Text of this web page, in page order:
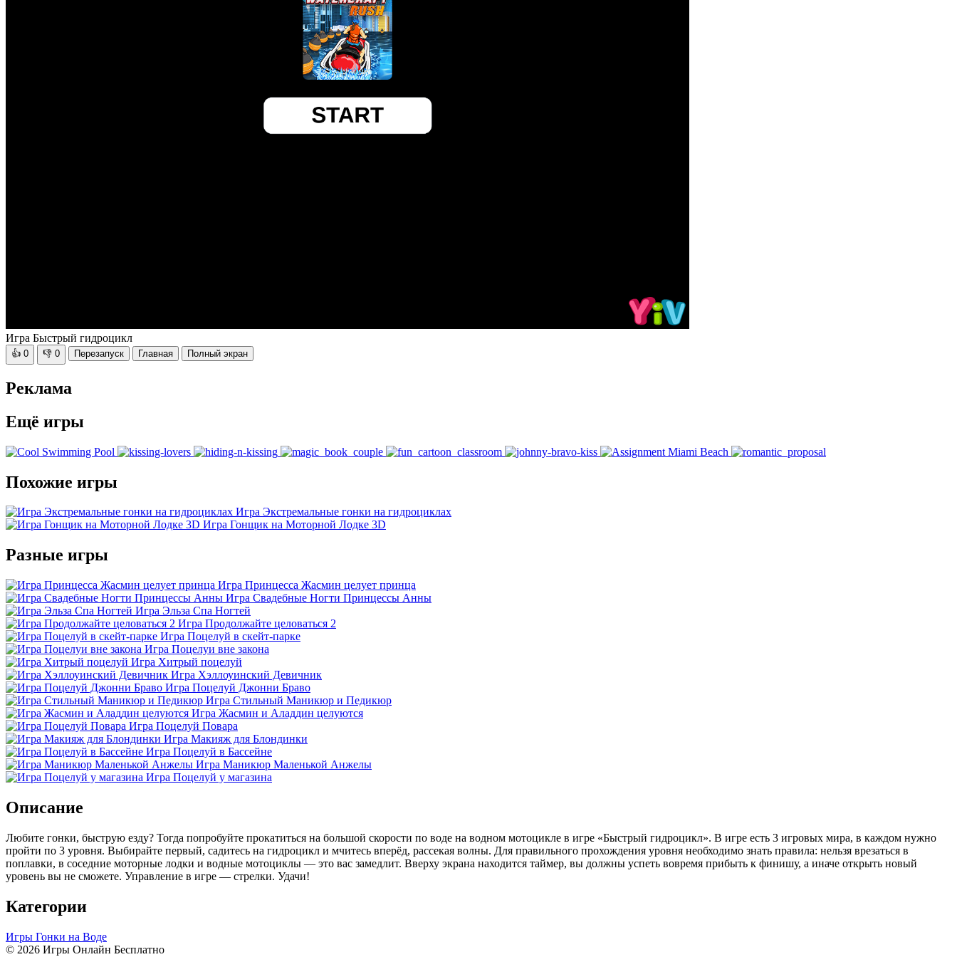
Игра Быстрый гидроцикл
👍 0 👎 0 Перезапуск Главная Полный экран
Реклама
Ещё игры
Похожие игры
Игра Экстремальные гонки на гидроциклах
Игра Гонщик на Моторной Лодке 3D
Разные игры
Игра Принцесса Жасмин целует принца
Игра Свадебные Ногти Принцессы Анны
Игра Эльза Спа Ногтей
Игра Продолжайте целоваться 2
Игра Поцелуй в скейт-парке
Игра Поцелуи вне закона
Игра Хитрый поцелуй
Игра Хэллоуинский Девичник
Игра Поцелуй Джонни Браво
Игра Стильный Маникюр и Педикюр
Игра Жасмин и Аладдин целуются
Игра Поцелуй Повара
Игра Макияж для Блондинки
Игра Поцелуй в Бассейне
Игра Маникюр Маленькой Анжелы
Игра Поцелуй у магазина
Описание
Любите гонки, быструю езду? Тогда попробуйте прокатиться на большой скорости по воде на водном мотоцикле в игре «Быстрый гидроцикл». В игре есть 3 игровых мира, в каждом нужно
пройти по 3 уровня. Выбирайте первый, садитесь на гидроцикл и мчитесь вперёд, рассекая волны. Для правильного прохождения уровня необходимо знать правила: нельзя врезаться в
поплавки, в соседние моторные лодки и водные мотоциклы — это вас замедлит. Вверху экрана находится таймер, вы должны успеть вовремя прибыть к финишу, а иначе открыть новый
уровень вы не сможете. Управление в игре — стрелки. Удачи!
Категории
Игры Гонки на Воде
© 2026 Игры Онлайн Бесплатно